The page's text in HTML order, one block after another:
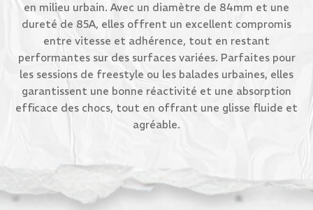
en milieu urbain. Avec un diamètre de 84mm et une
dureté de 85A, elles offrent un excellent compromis
entre vitesse et adhérence, tout en restant
performantes sur des surfaces variées. Parfaites pour
les sessions de freestyle ou les balades urbaines, elles
garantissent une bonne réactivité et une absorption
efficace des chocs, tout en offrant une glisse fluide et
agréable.